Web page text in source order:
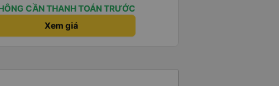
CẦN THANH TOÁN TRƯỚC
Xem giá